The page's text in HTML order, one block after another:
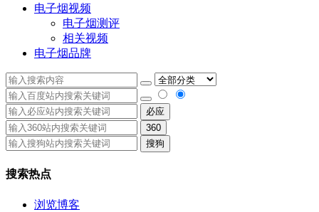
电子烟视频
电子烟测评
相关视频
电子烟品牌
必应
360
搜狗
搜索热点
浏览博客